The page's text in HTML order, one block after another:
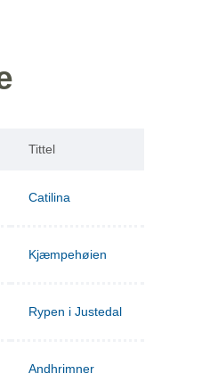
Tittel
Catilina
Kjæmpehøien
Rypen i Justedal
Andhrimner